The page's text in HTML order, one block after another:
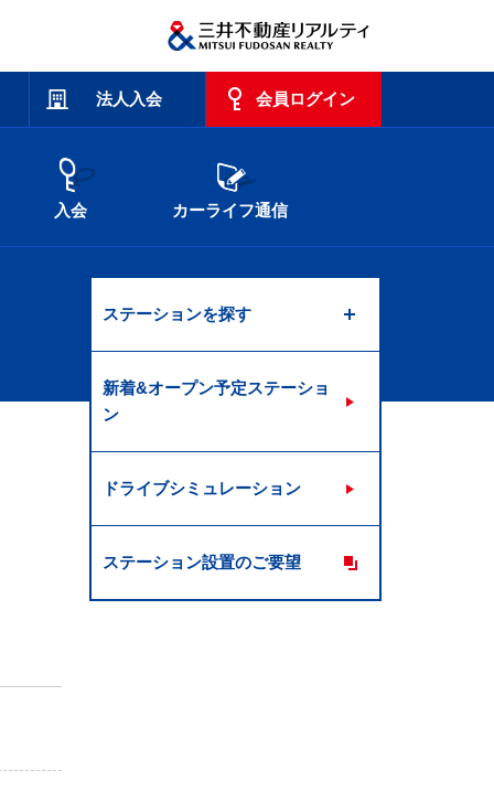
法人入会 会員ログイン
入会 カーライフ通信
ステーションを探す
新着&オープン予定ステーショ
ン
ドライブシミュレーション
ステーション設置のご要望